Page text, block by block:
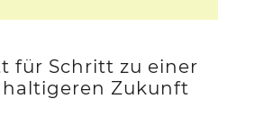
für Schritt zu einer
Zukunft